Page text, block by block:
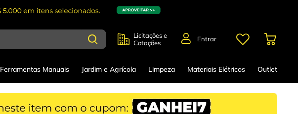
Licitações e
Cotações
Entrar
Ferramentas Manuais Jardim e Agrícola Limpeza Materiais Elétricos Outlet